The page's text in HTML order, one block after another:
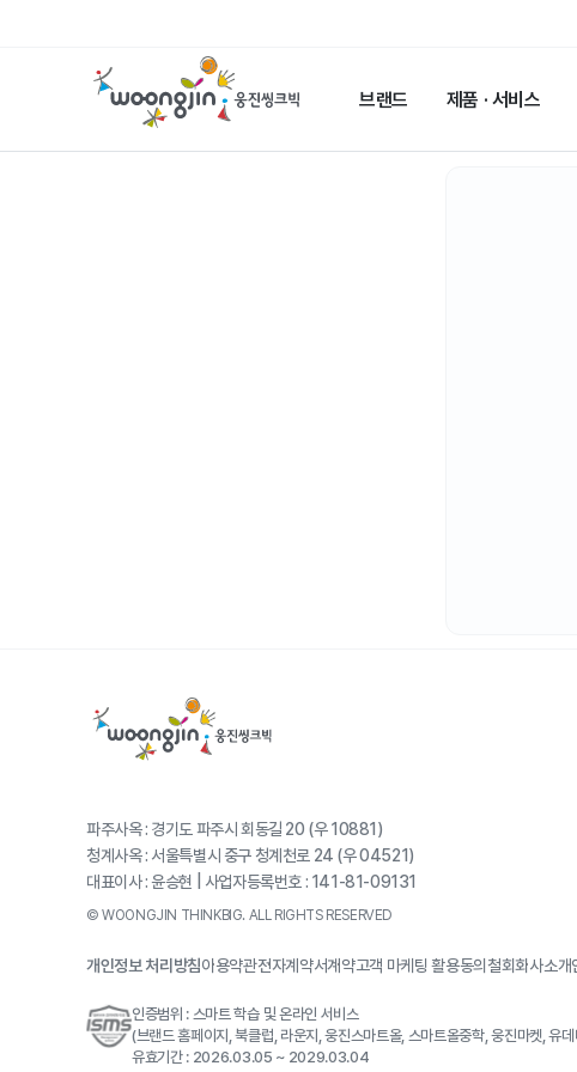
웅
진
크
브랜드 제품 · 서비스
파주사옥 : 경기도 파주시 회동길 20 (우 10881)
청계사옥 : 서울특별시 중구 청계천로 24 (우 04521)
대표이사 : 윤승현 | 사업자등록번호 : 141-81-09131
© WOONGJIN THINKBIG. ALL RIGHTS RESERVED
개인정보 처리방침이용약관전자계약서계약고객 마케팅 활용동의철회회사소개
인증범위 : 스마트 학습 및 온라인 서비스
(브랜드 홈페이지, 북클럽, 라운지, 웅진스마트올, 스마트올중학, 웅진마켓, 유
유효기간 : 2026.03.05 ~ 2029.03.04